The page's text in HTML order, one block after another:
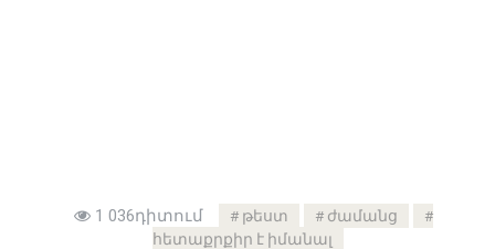
1 036դիտում թեստ
ժամանց
հետաքրքիր է իմանալ